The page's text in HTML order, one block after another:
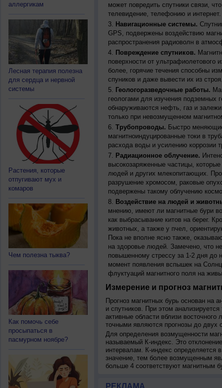
аллергикам
Лесная терапия полезна
для сердца и нервной
системы
Растения, которые
отпугивают мух и
комаров
Чем полезна тыква?
Как помочь себе
просыпаться в
пасмурном ноябре?
может повредить спутники связи,
телевидение, телефонию и интернет.
Навигационные системы.
GPS, подвержены воздействию
распространения радиоволн в
Повреждение спутников.
поверхности от ультрафиолетового
более, горячие течения способны
спуников и даже вывести их из
Геологоразведочные работы.
геологами для изучения подземных
обнаруживаются нефть, газ и
только при невозмущенном
Трубопроводы. Быстро
магнитноиндуцированные токи в
расхода воды и усилению коррозии
Радиационное облучение.
высокозаряженные частицы,
людей и других млекопитающих.
разрушение хромосом, раковые
подвержены такому облучению
Воздействие на людей и
мнению, имеют ли магнитные бури
как выбрасывание китов на берег.
животных, а также у пчел,
Пока не вполне ясно также,
на здоровье людей. Замечено, что
повышенному стрессу за 1-2 дня до
момент появления вспышек на
флуктуаций магнитного поля на
Измерение и прогноз
Прогноз магнитных бурь основан на
и спутников. При этом
активные области вблизи
точными являются прогнозы до двух
Для определения возмущенности
называемый К-индекс. Это
интервалам. К-индекс определяется
значение, тем более возмущенным
больше 4 соответствуют магнитным
РЕКЛАМА